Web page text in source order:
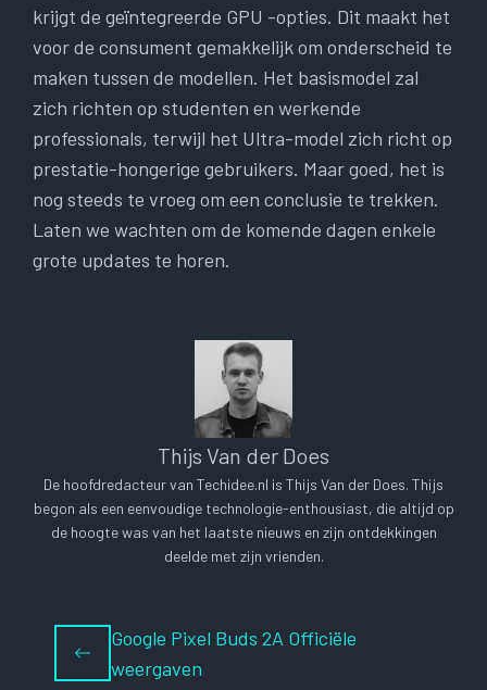
krijgt de geïntegreerde GPU -opties. Dit maakt het
voor de consument gemakkelijk om onderscheid te
maken tussen de modellen. Het basismodel zal
zich richten op studenten en werkende
professionals, terwijl het Ultra-model zich richt op
prestatie-hongerige gebruikers. Maar goed, het is
nog steeds te vroeg om een conclusie te trekken.
Laten we wachten om de komende dagen enkele
grote updates te horen.
Thijs Van der Does
De hoofdredacteur van Techidee.nl is Thijs Van der Does. Thijs
begon als een eenvoudige technologie-enthousiast, die altijd op
de hoogte was van het laatste nieuws en zijn ontdekkingen
deelde met zijn vrienden.
Google Pixel Buds 2A Officiële
weergaven